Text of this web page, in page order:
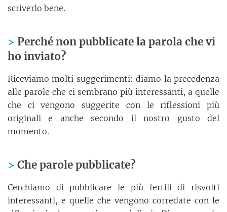
scriverlo bene.
Perché non pubblicate la parola che vi
ho inviato?
Riceviamo molti suggerimenti: diamo la precedenza
alle parole che ci sembrano più interessanti, a quelle
che ci vengono suggerite con le riflessioni più
originali e anche secondo il nostro gusto del
momento.
Che parole pubblicate?
Cerchiamo di pubblicare le più fertili di risvolti
interessanti, e quelle che vengono corredate con le